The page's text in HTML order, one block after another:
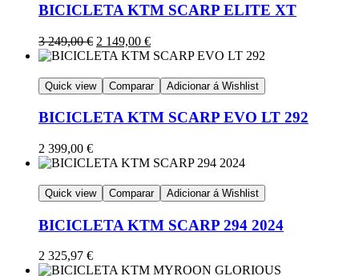
BICICLETA KTM SCARP ELITE XT
3 249,00€ 2 149,00 €
Quick view Comparar Adicionar á Wishlist
BICICLETA KTM SCARP EVO LT 292
2 399,00 €
Quick view Comparar Adicionar á Wishlist
BICICLETA KTM SCARP 294 2024
2 325,97 €